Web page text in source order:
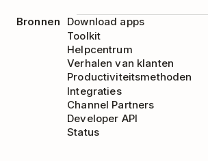
Bronnen
Download apps
Toolkit
Helpcentrum
Verhalen van klanten
Productiviteitsmethoden
Integraties
Channel Partners
Developer API
Status